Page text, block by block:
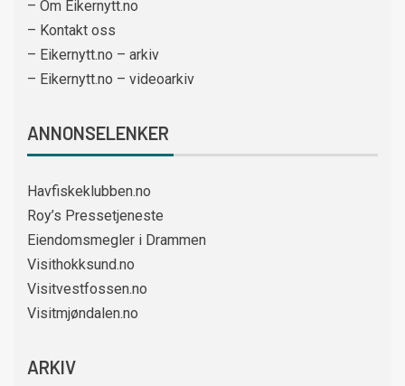
– Om Eikernytt.no
– Kontakt oss
– Eikernytt.no – arkiv
– Eikernytt.no – videoarkiv
ANNONSELENKER
Havfiskeklubben.no
Roy’s Pressetjeneste
Eiendomsmegler i Drammen
Visithokksund.no
Visitvestfossen.no
Visitmjøndalen.no
ARKIV